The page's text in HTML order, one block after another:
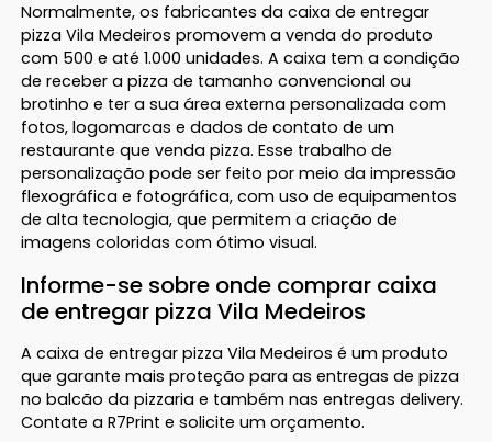
Normalmente, os fabricantes da caixa de entregar
pizza Vila Medeiros promovem a venda do produto
com 500 e até 1.000 unidades. A caixa tem a condição
de receber a pizza de tamanho convencional ou
brotinho e ter a sua área externa personalizada com
fotos, logomarcas e dados de contato de um
restaurante que venda pizza. Esse trabalho de
personalização pode ser feito por meio da impressão
flexográfica e fotográfica, com uso de equipamentos
de alta tecnologia, que permitem a criação de
imagens coloridas com ótimo visual.
Informe-se sobre onde comprar caixa
de entregar pizza Vila Medeiros
A caixa de entregar pizza Vila Medeiros é um produto
que garante mais proteção para as entregas de pizza
no balcão da pizzaria e também nas entregas delivery.
Contate a R7Print e solicite um orçamento.